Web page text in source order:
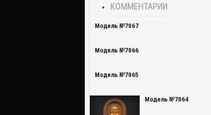
КОММЕНТАРИИ
Модель №7067
Модель №7066
Модель №7065
Модель №7064